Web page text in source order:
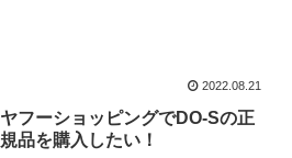
2022.08.21
ヤフーショッピングでDO-Sの正
規品を購入したい！